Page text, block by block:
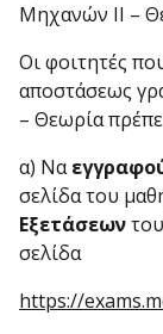
Μηχανών ΙΙ –
Οι φοιτητές
αποστάσεως
– Θεωρία
α) Να
σελίδα του
Εξετάσεων
σελίδα
https://